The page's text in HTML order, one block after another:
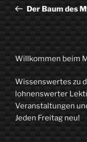
Beitrag
Der Baum des
Willkommen beim
Wissenswertes zu
lohnenswerter
Veranstaltungen
Jeden Freitag neu!